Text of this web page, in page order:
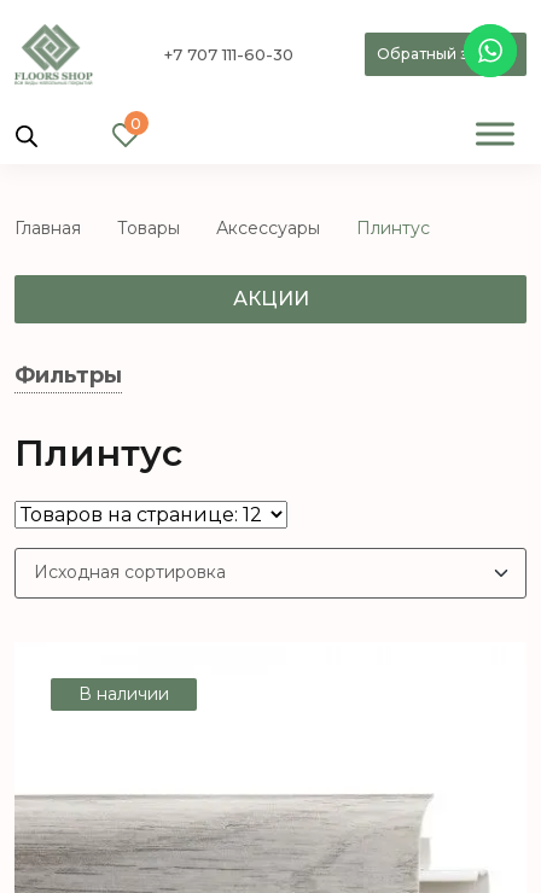
+7 707 111-60-30 Обратный звонок
0
Главная Товары Аксессуары Плинтус
АКЦИИ
Фильтры
Плинтус
В наличии